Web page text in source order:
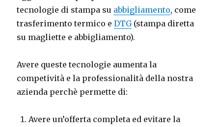
tecnologie di stampa su abbigliamento, come
trasferimento termico eDTG(stampa diretta
su magliette e abbigliamento).
Avere queste tecnologie aumenta la
competività e la professionalità della nostra
azienda perchè permette di:
Avere un’offerta completa ed evitare la